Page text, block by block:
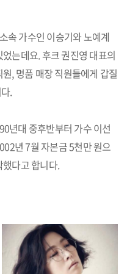
속 가수인 이승기와 노예계
는데요. 후크 권진영 대표의
, 명품 매장 직원들에게 갑질
.
년대 중후반부터 가수 이선
년 7월 자본금 5천만 원으
다고 합니다.